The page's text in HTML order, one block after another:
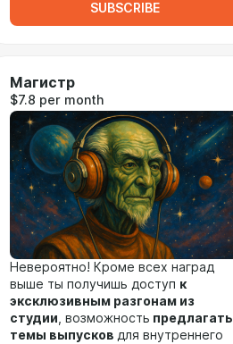
SUBSCRIBE
Магистр
$7.8 per month
Невероятно! Кроме всех наград
выше ты получишь доступ к
эксклюзивным разгонам из
студии , возможность предлагать
темы выпусков для внутреннего